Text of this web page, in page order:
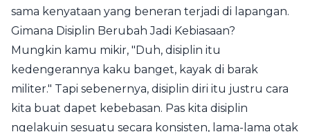
sama kenyataan yang beneran terjadi di lapangan.
Gimana Disiplin Berubah Jadi Kebiasaan?
Mungkin kamu mikir, "Duh, disiplin itu
kedengerannya kaku banget, kayak di barak
militer." Tapi sebenernya, disiplin diri itu justru cara
kita buat dapet kebebasan. Pas kita disiplin
ngelakuin sesuatu secara konsisten, lama-lama otak